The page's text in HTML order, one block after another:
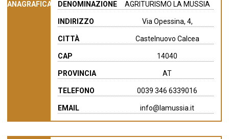
ANAGRAFICA DENOMINAZIONE AGRITURISMO LA MUSSIA
INDIRIZZO Via Opessina, 4,
CITTÀ Castelnuovo Calcea
CAP 14040
PROVINCIA AT
TELEFONO 0039 346 6339016
EMAIL info@lamussia.it